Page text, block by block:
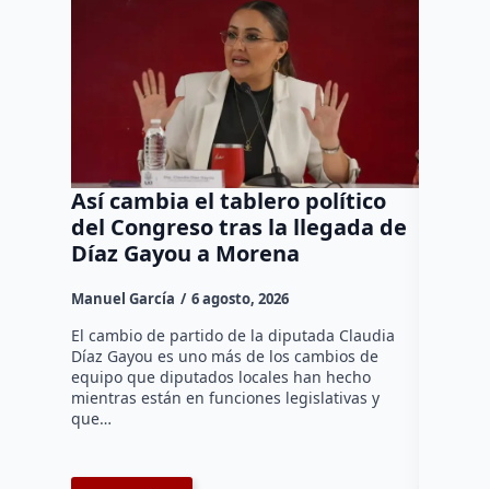
Así cambia el tablero político
del Congreso tras la llegada de
Díaz Gayou a Morena
Manuel García 6 agosto, 2026
El cambio de partido de la diputada Claudia
Díaz Gayou es uno más de los cambios de
equipo que diputados locales han hecho
mientras están en funciones legislativas y
que…